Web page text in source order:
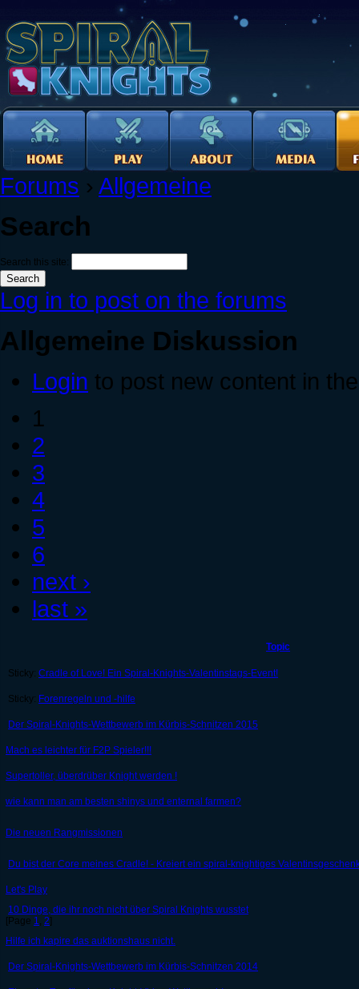
Forums › Allgemeine
Search
Search this site:
Log in to post on the forums
Allgemeine Diskussion
Login to post new content in
1
2
3
4
5
6
next ›
last »
Topic
Sticky: Cradle of Love! Ein Spiral-Knights-Valentinstags-Event!
Sticky: Forenregeln und -hilfe
Der Spiral-Knights-Wettbewerb im Kürbis-Schnitzen 2015
Mach es leichter für F2P Spieler!!!
Supertoller, überdrüber Knight werden !
wie kann man am besten shinys und enternal farmen?
Die neuen Rangmissionen
Du bist der Core meines Cradle! - Kreiert ein spiral-knightiges
Let's Play
10 Dinge, die ihr noch nicht über Spiral Knights wusstet
[Page 1, 2]
Hilfe ich kapire das auktionshaus nicht.
Der Spiral-Knights-Wettbewerb im Kürbis-Schnitzen 2014